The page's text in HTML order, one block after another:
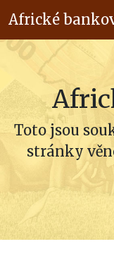
Africké
Toto jsou
stránky